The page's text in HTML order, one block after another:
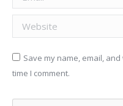
Website
Save my name, email,
time I comment.